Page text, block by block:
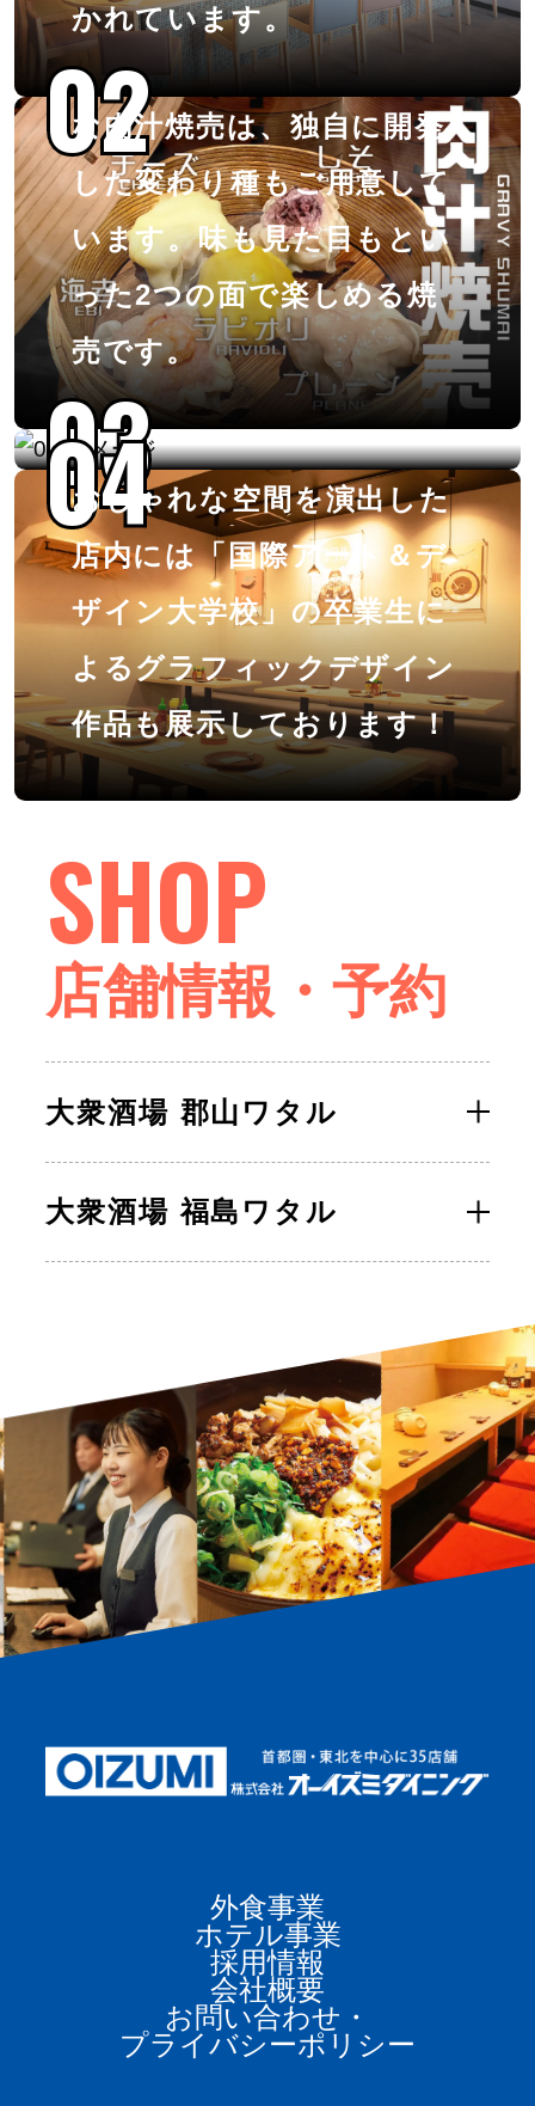
かれています。
02
02
肉汁たっぷりでジューシー
な肉汁焼売は、独自に開発
した変わり種もご用意して
います。味も見た目もとい
った2つの面で楽しめる焼
売です。
03
03
食後の〆にぴったりな夜パ
フェは、SNS映えも抜群で
見た目の美しさと味のバラ
ンスが絶妙な一品です！
04
04
おしゃれな空間を演出した
店内には「国際アート＆デ
ザイン大学校」の卒業生に
よるグラフィックデザイン
作品も展示しております！
SHOP
店舗情報・予約
大衆酒場 郡山ワタル
大衆酒場 福島ワタル
外食事業
ホテル事業
採用情報
会社概要
お問い合わせ・
プライバシーポリシー